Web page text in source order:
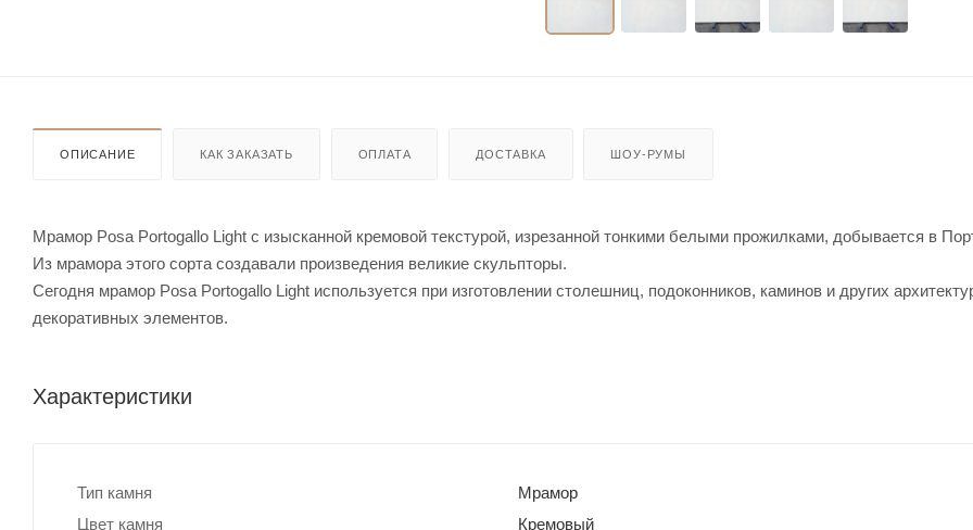
ОПИСАНИЕ КАК ЗАКАЗАТЬ ОПЛАТА ДОСТАВКА ШОУ-РУМЫ
Мрамор Posa Portogallo Light с изысканной кремовой текстурой, изрезанной тонкими белыми прожилками, добывается в
Из мрамора этого сорта создавали произведения великие скульпторы.
Сегодня мрамор Posa Portogallo Light используется при изготовлении столешниц, подоконников, каминов и других
декоративных элементов.
Характеристики
Тип камня
Мрамор
Цвет камня
Кремовый